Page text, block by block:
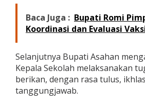
Baca Juga : Bupati Romi
Koordinasi dan Evaluasi
Selanjutnya Bupati Asahan
Kepala Sekolah melaksanakan
berikan, dengan rasa tulus,
tanggungjawab.